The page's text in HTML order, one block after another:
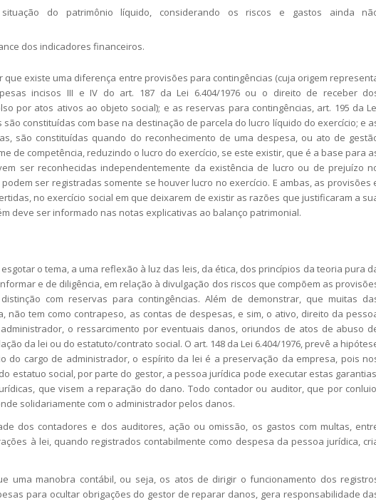
do patrimônio líquido, considerando os riscos e gastos ainda
dos indicadores financeiros.
que existe uma diferença entre provisões para contingências (cuja origem
incisos III e IV do art. 187 da Lei 6.404/1976 ou o direito de receber
por atos ativos ao objeto social); e as reservas para contingências, art. 195 da
são constituídas com base na destinação de parcela do lucro líquido do exercício; e
são constituídas quando do reconhecimento de uma despesa, ou ato de
de competência, reduzindo o lucro do exercício, se este existir, que é a base para
ser reconhecidas independentemente da existência de lucro ou de prejuízo
podem ser registradas somente se houver lucro no exercício. E ambas, as provisões
no exercício social em que deixarem de existir as razões que justificaram a
deve ser informado nas notas explicativas ao balanço patrimonial.
o tema, a uma reflexão à luz das leis, da ética, dos princípios da teoria pura
e de diligência, em relação à divulgação dos riscos que compõem as
com reservas para contingências. Além de demonstrar, que muitas
não tem como contrapeso, as contas de despesas, e sim, o ativo, direito da
o ressarcimento por eventuais danos, oriundos de atos de abuso
da lei ou do estatuto/contrato social. O art. 148 da Lei 6.404/1976, prevê a
do cargo de administrador, o espírito da lei é a preservação da empresa, pois
estatuo social, por parte do gestor, a pessoa jurídica pode executar estas
que visem a reparação do dano. Todo contador ou auditor, que por
solidariamente com o administrador pelos danos.
dos contadores e dos auditores, ação ou omissão, os gastos com multas,
à lei, quando registrados contabilmente como despesa da pessoa jurídica,
uma manobra contábil, ou seja, os atos de dirigir o funcionamento dos
para ocultar obrigações do gestor de reparar danos, gera responsabilidade